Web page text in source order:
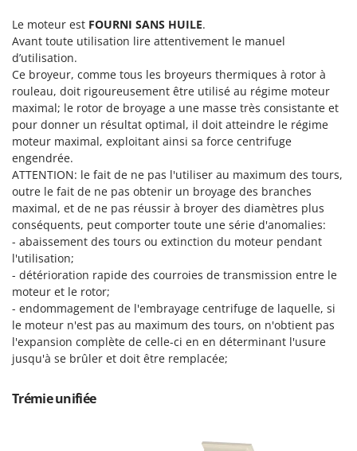
Tronçonneuses
V
Vêtements de Sécurité
Vibroculteurs à tracteur
Lotusgrill
M
M.A.I.BO.
Macom
Macte Ovens
Makita
MAMMAMIA
Marcato
Marina Systems
Master
Mastercook
Masterpro
McCulloch
MCH
Mille
Le moteur est FOURNI SANS HUILE.
Avant toute utilisation lire attentivement le manuel
d’utilisation.
Ce broyeur, comme tous les broyeurs thermiques à rotor à
rouleau, doit rigoureusement être utilisé au régime moteur
maximal; le rotor de broyage a une masse très consistante et
pour donner un résultat optimal, il doit atteindre le régime
moteur maximal, exploitant ainsi sa force centrifuge
engendrée.
ATTENTION: le fait de ne pas l'utiliser au maximum des tours,
outre le fait de ne pas obtenir un broyage des branches
maximal, et de ne pas réussir à broyer des diamètres plus
conséquents, peut comporter toute une série d'anomalies:
- abaissement des tours ou extinction du moteur pendant
l'utilisation;
- détérioration rapide des courroies de transmission entre le
moteur et le rotor;
- endommagement de l'embrayage centrifuge de laquelle, si
le moteur n'est pas au maximum des tours, on n'obtient pas
l'expansion complète de celle-ci en en déterminant l'usure
jusqu'à se brûler et doit être remplacée;
Trémie unifiée